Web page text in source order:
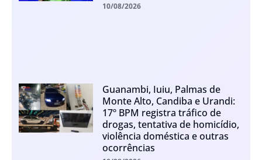
10/08/2026
Guanambi, Iuiu, Palmas de
Monte Alto, Candiba e Urandi:
17º BPM registra tráfico de
drogas, tentativa de homicídio,
violência doméstica e outras
ocorrências